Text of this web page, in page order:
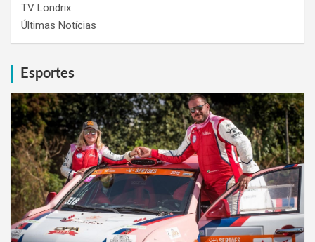
TV Londrix
Últimas Notícias
Esportes